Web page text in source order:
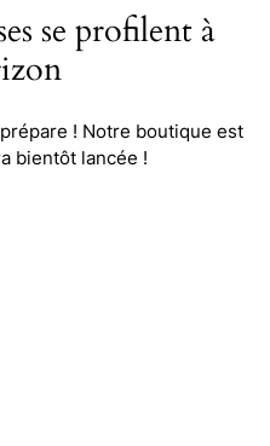
se profilent à
! Notre boutique est
bientôt lancée !